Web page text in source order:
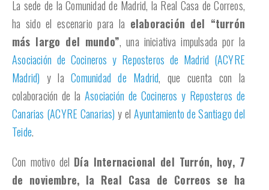
La sede de la Comunidad de Madrid, la Real Casa de Correos,
ha sido el escenario para la elaboración del “turrón
más largo del mundo”, una iniciativa impulsada por la
Asociación de Cocineros y Reposteros de Madrid (ACYRE
Madrid) y laComunidad de Madrid, que cuenta con la
colaboración de laAsociación de Cocineros y Reposteros de
Canarias (ACYRE Canarias) y el Ayuntamiento de Santiago del
Teide.
Con motivo del Día Internacional del Turrón, hoy, 7
de noviembre, la Real Casa de Correos se ha